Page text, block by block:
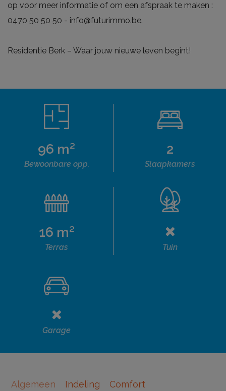
op voor meer informatie of om een afspraak te maken :
0470 50 50 50 - info@futurimmo.be.
Residentie Berk – Waar jouw nieuwe leven begint!
96 m²
Bewoonbare opp.
2
Slaapkamers
16 m²
Terras Tuin
Garage
Algemeen Indeling Comfort